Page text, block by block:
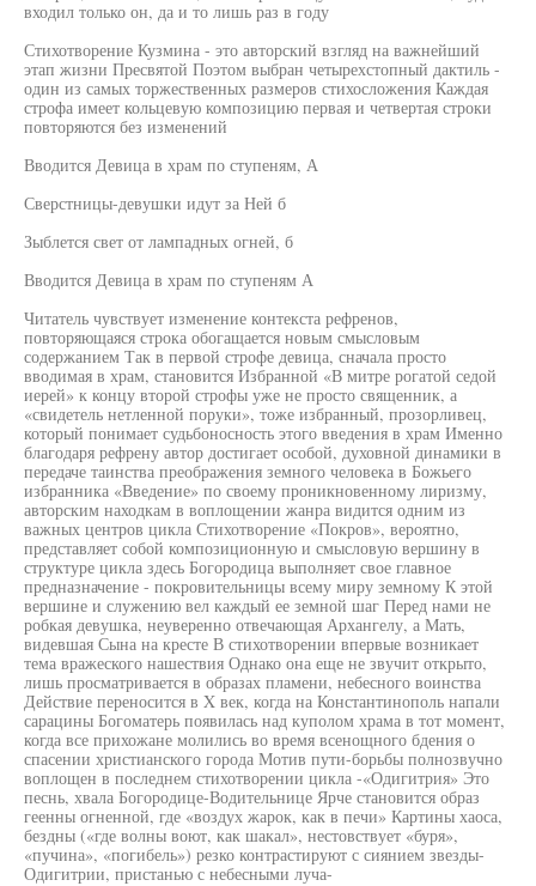
входил только он, да и то лишь раз в году
Стихотворение Кузмина - это авторский взгляд на важнейший
этап жизни Пресвятой Поэтом выбран четырехстопный дактиль -
один из самых торжественных размеров стихосложения Каждая
строфа имеет кольцевую композицию первая и четвертая строки
повторяются без изменений
Вводится Девица в храм по ступеням, А
Сверстницы-девушки идут за Ней б
Зыблется свет от лампадных огней, б
Вводится Девица в храм по ступеням А
Читатель чувствует изменение контекста рефренов,
повторяющаяся строка обогащается новым смысловым
содержанием Так в первой строфе девица, сначала просто
вводимая в храм, становится Избранной «В митре рогатой седой
иерей» к концу второй строфы уже не просто священник, а
«свидетель нетленной поруки», тоже избранный, прозорливец,
который понимает судьбоносность этого введения в храм Именно
благодаря рефрену автор достигает особой, духовной динамики в
передаче таинства преображения земного человека в Божьего
избранника «Введение» по своему проникновенному лиризму,
авторским находкам в воплощении жанра видится одним из
важных центров цикла Стихотворение «Покров», вероятно,
представляет собой композиционную и смысловую вершину в
структуре цикла здесь Богородица выполняет свое главное
предназначение - покровительницы всему миру земному К этой
вершине и служению вел каждый ее земной шаг Перед нами не
робкая девушка, неуверенно отвечающая Архангелу, а Мать,
видевшая Сына на кресте В стихотворении впервые возникает
тема вражеского нашествия Однако она еще не звучит открыто,
лишь просматривается в образах пламени, небесного воинства
Действие переносится в X век, когда на Константинополь напали
сарацины Богоматерь появилась над куполом храма в тот момент,
когда все прихожане молились во время всенощного бдения о
спасении христианского города Мотив пути-борьбы полнозвучно
воплощен в последнем стихотворении цикла -«Одигитрия» Это
песнь, хвала Богородице-Водительнице Ярче становится образ
геенны огненной, где «воздух жарок, как в печи» Картины хаоса,
бездны («где волны воют, как шакал», нестовствует «буря»,
«пучина», «погибель») резко контрастируют с сиянием звезды-
Одигитрии, пристанью с небесными луча-